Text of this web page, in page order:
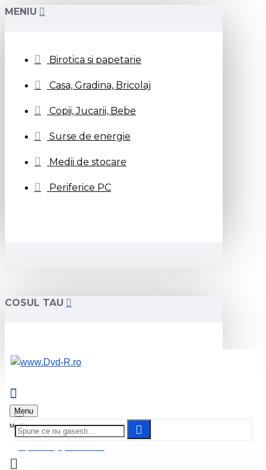
MENIU
Birotica si papetarie
Casa, Gradina, Bricolaj
Copii, Jucarii, Bebe
Surse de energie
Medii de stocare
Periferice PC
COSUL TAU
Menu